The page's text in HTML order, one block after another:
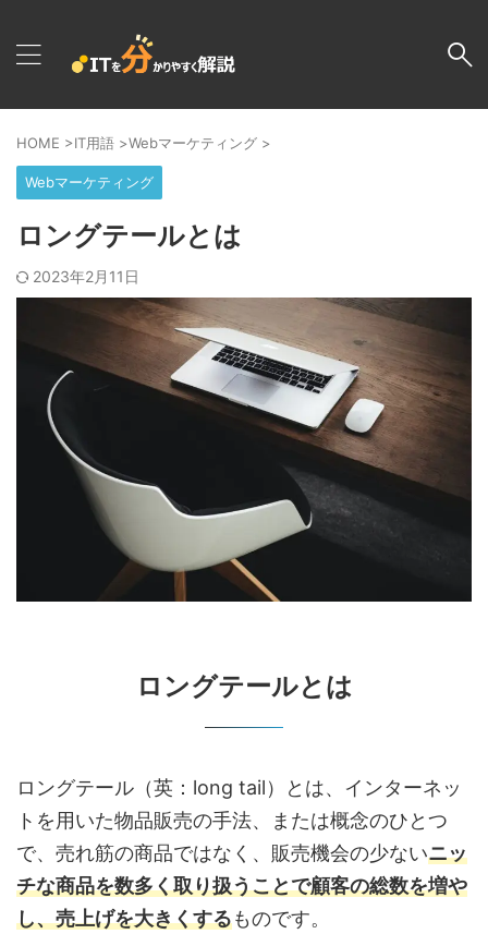
HOME >IT用語 >Webマーケティング >
Webマーケティング
ロングテールとは
2023年2月11日
ロングテールとは
ロングテール（英：long tail）とは、インターネッ
トを用いた物品販売の手法、または概念のひとつ
で、売れ筋の商品ではなく、販売機会の少ないニッ
チな商品を数多く取り扱うことで顧客の総数を増や
し、売上げを大きくするものです。